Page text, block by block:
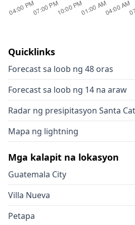
Quicklinks
Forecast sa loob ng 48 oras
Forecast sa loob ng 14 na araw
Radar ng presipitasyon Santa
Mapa ng lightning
Mga kalapit na lokasyon
Guatemala City
Villa Nueva
Petapa